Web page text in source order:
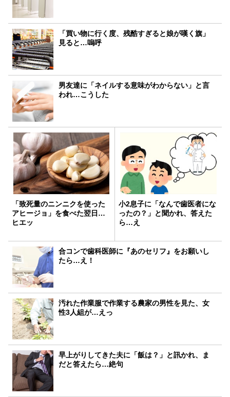
「買い物に行く度、残酷すぎると娘が嘆く旗」
見ると…嗚呼
男友達に「ネイルする意味がわからない」と言
われ…こうした
「致死量のニンニクを使った
アヒージョ」を食べた翌日…
ヒエッ
小2息子に「なんで歯医者にな
ったの？」と聞かれ、答えた
ら…え
合コンで歯科医師に『あのセリフ』をお願いし
たら…え！
汚れた作業服で作業する農家の男性を見た、女
性3人組が…えっ
早上がりしてきた夫に「飯は？」と訊かれ、ま
だと答えたら…絶句